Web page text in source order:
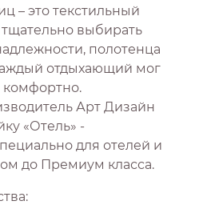
– это текстильный
выбирать
полотенца
отдыхающий мог
комфортно.
Арт Дизайн
«Отель» -
для отелей и
до Премиум класса.